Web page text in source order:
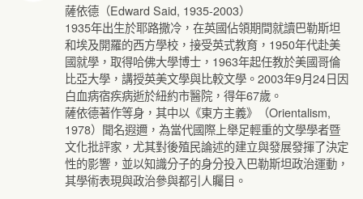
薩依德（Edward Said, 1935-2003）
1935年出生於耶路撒冷，在英國佔領期間就讀巴勒斯坦
和埃及開羅的西方學校，接受英式教育，1950年代赴美
國就學，取得哈佛大學博士，1963年起任教於美國哥倫
比亞大學，講授英美文學與比較文學。2003年9月24日因
白血病宿疾病逝於紐約市醫院，得年67歲。
薩依德著作等身，其中以《東方主義》（Orientalism,
1978）聞名遐邇，為當代國際上舉足輕重的文學學者暨
文化批評家，尤其對後殖民論述的建立與發展發揮了決定
性的影響，並以知識分子的身分投入巴勒斯坦政治運動，
其學術表現與政治參與都引人矚目。